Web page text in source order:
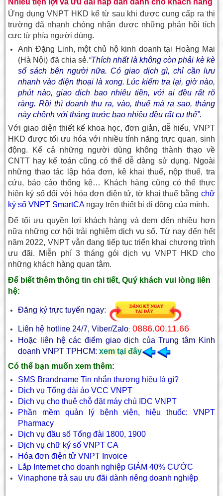
Nhiều tiện lợi và ưu đãi hấp dẫn dành cho khách hàng
Ứng dụng VNPT HKD kể từ sau khi được cung cấp ra thị
trường đã nhanh chóng nhận được những phản hồi tích
cực từ phía người dùng.
Anh Đặng Linh, một chủ hộ kinh doanh tại Hoàng Mai
(Hà Nội) đã chia sẻ.“Thích nhất là không còn phải kè kè
sổ sách bên người nữa. Có giao dịch gì, chỉ cần lưu
nhanh vào điện thoại là xong. Lúc kiểm tra lại, giờ nào,
phút nào, giao dịch bao nhiêu tiền, với ai đều rất rõ
ràng. Rồi thì doanh thu ra, vào, thuế má ra sao, tháng
này chênh với tháng trước bao nhiêu đều rất cụ thể”.
Với giao diện thiết kế khoa học, đơn giản, dễ hiểu, VNPT
HKD được tối ưu hóa với nhiều tính năng trực quan, sinh
động. Kể cả những người dùng không thành thạo về
CNTT hay kế toán cũng có thể dễ dàng sử dụng. Ngoài
những thao tác lập hóa đơn, kê khai thuế, nộp thuế, tra
cứu, báo cáo thống kê… Khách hàng cũng có thể thực
hiện ký số đối với hóa đơn điện tử, tờ khai thuế bằng chữ
ký số VNPT SmartCAngay trên thiết bị di động của mình.
Để tối ưu quyền lợi khách hàng và đem đến nhiều hơn
nữa những cơ hội trải nghiệm dịch vụ số. Từ nay đến hết
năm 2022, VNPT vẫn đang tiếp tục triển khai chương trình
ưu đãi. Miễn phí 3 tháng gói dịch vụ VNPT HKD cho
những khách hàng quan tâm.
Để biết thêm thông tin chi tiết, Quý khách vui lòng liên
hệ:
Đăng ký trực tuyến ngay:
Liên hệ hotline 24/7, Viber/Zalo:0886.00.11.66
Hoặc liên hệ các điểm giao dịch của Trung tâm Kinh
doanh VNPT TPHCM: xem tại đây
Có thể bạn muốn xem thêm:
SMS Brandname Tin nhắn thương hiệu là gì?
Dịch vụ Tổng đài ảo VCC VNPT
Dịch vụ cho thuê chỗ đặt máy chủ IDC VNPT
Phần mềm quản lý bệnh viện, hiệu thuốc: VNPT
Pharmacy
Dịch vụ đầu số Tổng đài 1800, 1900
Dịch vụ chữ ký số VNPT CA
Hóa đơn điện tử VNPT Invoice
Lắp Internet cho doanh nghiệp GIẢM 40% CƯỚC
Vinaphone trả sau ưu đãi dành riêng doanh nghiệp